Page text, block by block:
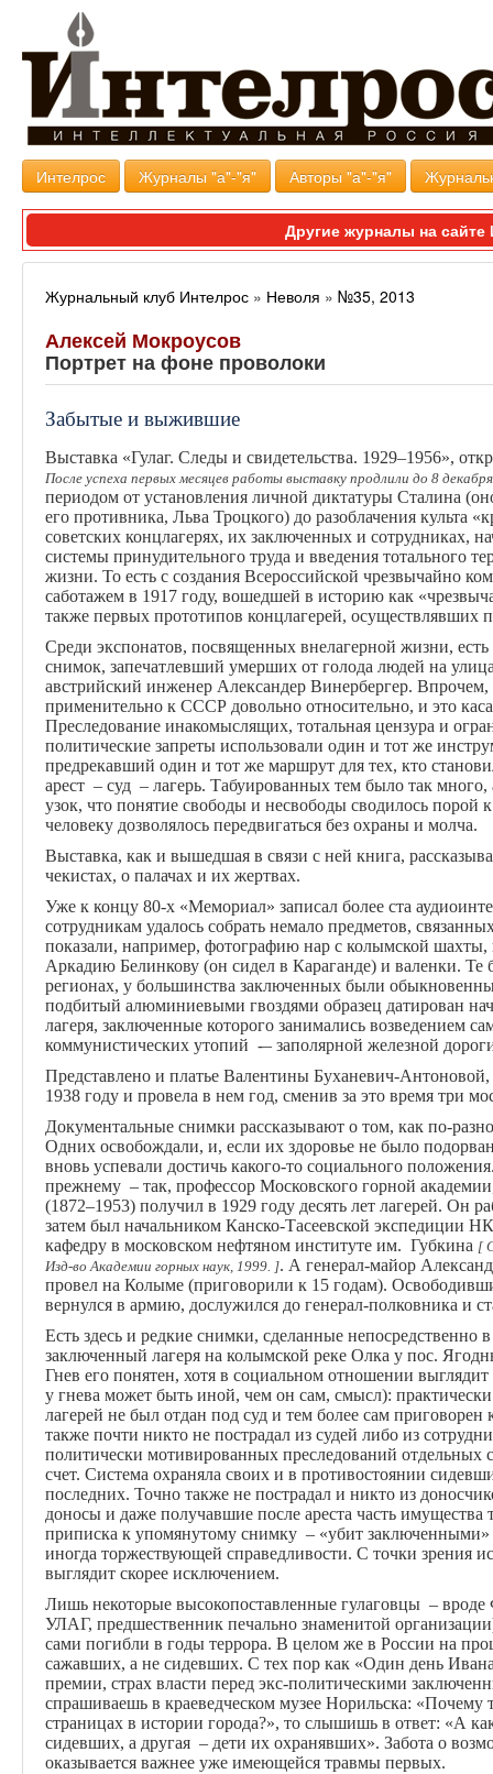
Интелрос Журналы "а"-"я" Авторы "а"-"я"
Другие журналы на
Журнальный клуб Интелрос » Неволя » №35, 2013
Алексей Мокроусов
Портрет на фоне проволоки
Забытые и выжившие
Выставка «Гулаг. Следы и свидетельства. 1929–1956»,
После успеха первых месяцев работы выставку продлили до 8
периодом от установления личной диктатуры Сталина
его противника, Льва Троцкого) до разоблачения культа
советских концлагерях, их заключенных и сотрудниках,
системы принудительного труда и введения тотального
жизни. То есть с создания Всероссийской чрезвычайно
саботажем в 1917 году, вошедшей в историю как
также первых прототипов концлагерей, осуществлявших
Среди экспонатов, посвященных внелагерной жизни,
снимок, запечатлевший умерших от голода людей на
австрийский инженер Александер Винербергер.
применительно к СССР довольно относительно, и это
Преследование инакомыслящих, тотальная цензура и
политические запреты использовали один и тот же
предрекавший один и тот же маршрут для тех, кто
арест – суд – лагерь. Табуированных тем было так
узок, что понятие свободы и несвободы сводилось порой
человеку дозволялось передвигаться без охраны и молча.
Выставка, как и вышедшая в связи с ней книга,
чекистах, о палачах и их жертвах.
Уже к концу 80-х «Мемориал» записал более ста
сотрудникам удалось собрать немало предметов,
показали, например, фотографию нар с колымской
Аркадию Белинкову (он сидел в Караганде) и валенки.
регионах, у большинства заключенных были
подбитый алюминиевыми гвоздями образец датирован
лагеря, заключенные которого занимались возведением
коммунистических утопий -– заполярной железной
Представлено и платье Валентины Буханевич-Антоновой,
1938 году и провела в нем год, сменив за это время три
Документальные снимки рассказывают о том, как по-
Одних освобождали, и, если их здоровье не было
вновь успевали достичь какого-то социального
прежнему – так, профессор Московского горной
(1872–1953) получил в 1929 году десять лет лагерей. Он
затем был начальником Канско-Тасеевской экспедиции
кафедру в московском нефтяном институте им. Губкина [
Изд-во Академии горных наук, 1999. ]. А генерал-майор
провел на Колыме (приговорили к 15 годам).
вернулся в армию, дослужился до генерал-полковника и
Есть здесь и редкие снимки, сделанные
заключенный лагеря на колымской реке Олка у пос.
Гнев его понятен, хотя в социальном отношении
у гнева может быть иной, чем он сам, смысл):
лагерей не был отдан под суд и тем более сам
также почти никто не пострадал из судей либо из
политически мотивированных преследований отдельных
счет. Система охраняла своих и в противостоянии
последних. Точно также не пострадал и никто из
доносы и даже получавшие после ареста часть имущества
приписка к упомянутому снимку – «убит заключенными»
иногда торжествующей справедливости. С точки зрения
выглядит скорее исключением.
Лишь некоторые высокопоставленные гулаговцы –
УЛАГ, предшественник печально знаменитой
сами погибли в годы террора. В целом же в России на
сажавших, а не сидевших. С тех пор как «Один день
премии, страх власти перед экс-политическими
спрашиваешь в краеведческом музее Норильска: «Почему
страницах в истории города?», то слышишь в ответ: «А
сидевших, а другая – дети их охранявших». Забота о
оказывается важнее уже имеющейся травмы первых.